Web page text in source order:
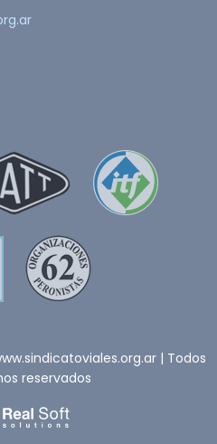
| Todos
reservados